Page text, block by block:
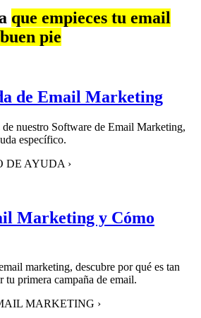
que empieces tu email
pie
de Email Marketing
de nuestro Software de Email Marketing,
específico.
DE AYUDA ›
Marketing y Cómo
marketing, descubre por qué es tan
tu primera campaña de email.
MARKETING ›